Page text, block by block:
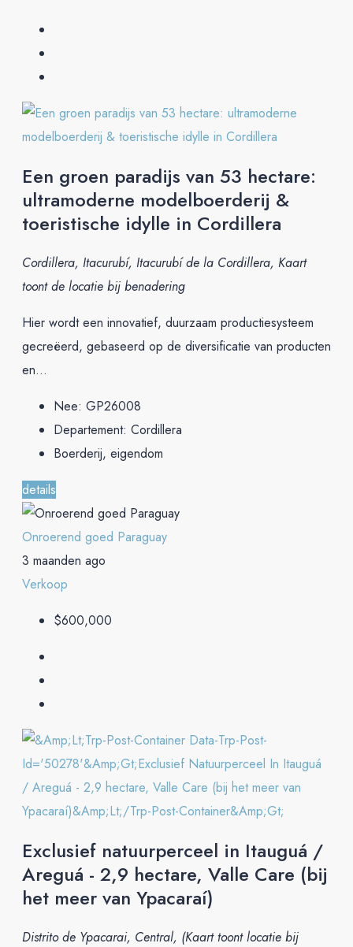
Een groen paradijs van 53 hectare:
ultramoderne modelboerderij &
toeristische idylle in Cordillera
Cordillera, Itacurubí, Itacurubí de la Cordillera, Kaart
toont de locatie bij benadering
Hier wordt een innovatief, duurzaam productiesysteem
gecreëerd, gebaseerd op de diversificatie van producten
en...
Nee: GP26008
Departement: Cordillera
Boerderij, eigendom
details
Onroerend goed Paraguay
3 maanden ago
Verkoop
$600,000
Exclusief natuurperceel in Itauguá /
Areguá - 2,9 hectare, Valle Care (bij
het meer van Ypacaraí)
Distrito de Ypacarai, Central, (Kaart toont locatie bij